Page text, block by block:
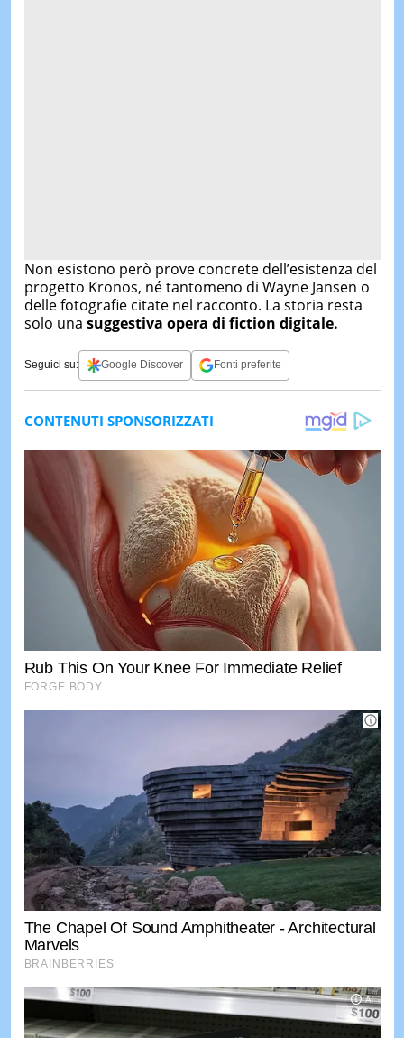
Non esistono però prove concrete dell’esistenza del
progetto Kronos, né tantomeno di Wayne Jansen o
delle fotografie citate nel racconto. La storia resta
solo una suggestiva opera di fiction digitale.
Seguici su: Google Discover Fonti preferite